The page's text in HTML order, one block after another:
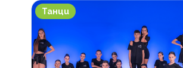
Клуб по спортни танци
Танци